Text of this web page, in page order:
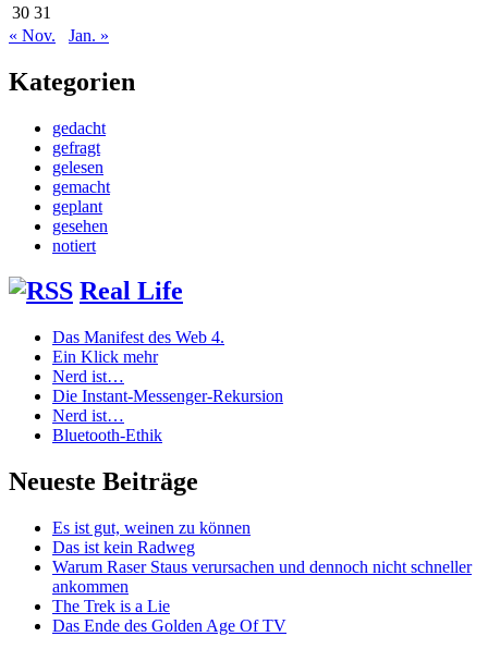
30 31
« Nov.
Jan. »
Kategorien
gedacht
gefragt
gelesen
gemacht
geplant
gesehen
notiert
Real Life
Das Manifest des Web 4.
Ein Klick mehr
Nerd ist…
Die Instant-Messenger-Rekursion
Nerd ist…
Bluetooth-Ethik
Neueste Beiträge
Es ist gut, weinen zu können
Das ist kein Radweg
Warum Raser Staus verursachen und dennoch nicht schneller
ankommen
The Trek is a Lie
Das Ende des Golden Age Of TV